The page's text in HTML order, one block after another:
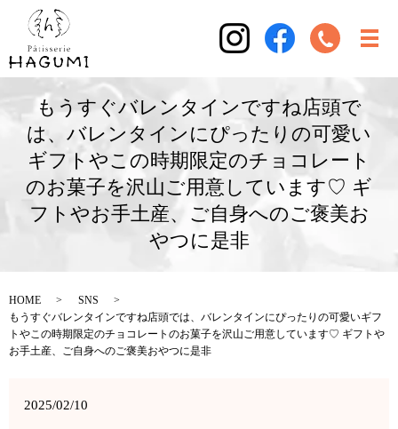
もうすぐバレンタインですね店頭で
は、バレンタインにぴったりの可愛い
ギフトやこの時期限定のチョコレート
のお菓子を沢山ご用意しています♡ ギ
フトやお手土産、ご自身へのご褒美お
やつに是非
HOME
SNS
もうすぐバレンタインですね店頭では、バレンタインにぴったりの可愛いギフ
トやこの時期限定のチョコレートのお菓子を沢山ご用意しています♡ ギフトや
お手土産、ご自身へのご褒美おやつに是非
2025/02/10